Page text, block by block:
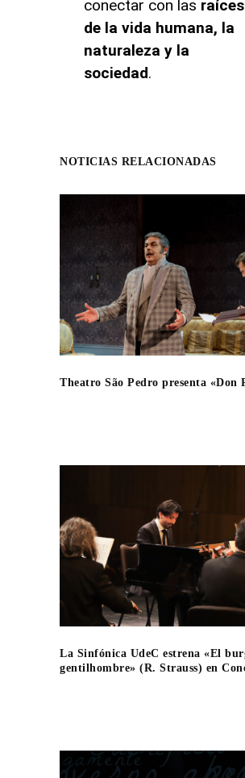
conectar con las raíces
de la vida humana, la
naturaleza y la
sociedad.
NOTICIAS RELACIONADAS
Theatro São Pedro presenta «Don
La Sinfónica UdeC estrena «El
gentilhombre» (R. Strauss) en